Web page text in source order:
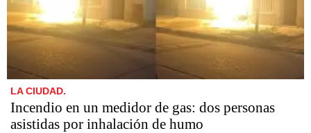
LA CIUDAD.
Incendio en un medidor de gas: dos personas
asistidas por inhalación de humo